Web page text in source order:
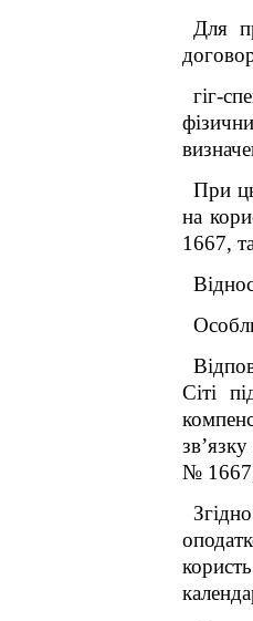
Для
гіг-
При
на
1667,
Сіті
№ 1667,